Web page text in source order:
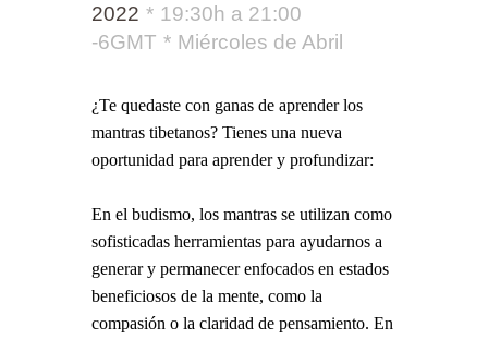
2022
19:30h a 21:00
-6GMT
Miércoles de Abril
¿Te quedaste con ganas de aprender los
mantras tibetanos? Tienes una nueva
oportunidad para aprender y profundizar:
En el budismo, los mantras se utilizan como
sofisticadas herramientas para ayudarnos a
generar y permanecer enfocados en estados
beneficiosos de la mente, como la
compasión o la claridad de pensamiento. En